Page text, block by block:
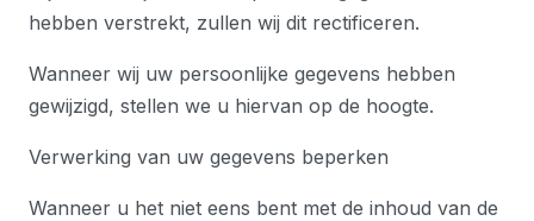
hebben verstrekt, zullen wij dit rectificeren.
Wanneer wij uw persoonlijke gegevens hebben
gewijzigd, stellen we u hiervan op de hoogte.
Verwerking van uw gegevens beperken
Wanneer u het niet eens bent met de inhoud van de